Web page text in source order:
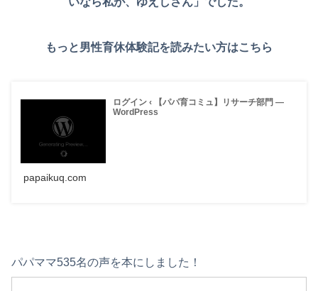
もっと男性育休体験記を読みたい方はこちら
ログイン ‹ 【パパ育コミュ】リサーチ部門 —
WordPress
papaikuq.com
パパママ535名の声を本にしました！